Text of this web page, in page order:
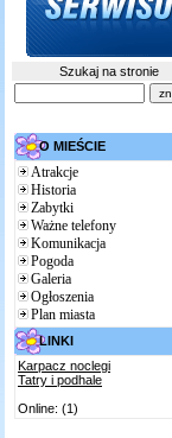
Szukaj na stronie
O MIEŚCIE
Atrakcje
Historia
Zabytki
Ważne telefony
Komunikacja
Pogoda
Galeria
Ogłoszenia
Plan miasta
LINKI
Karpacz noclegi
Tatry i podhale
Online: (1)